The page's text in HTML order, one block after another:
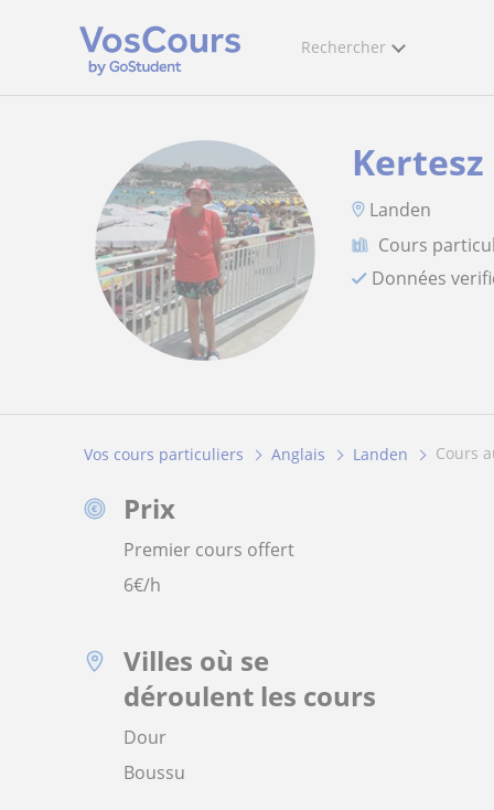
Rechercher
Kertesz
Landen
Cours
Données
Vos cours particuliers Anglais Landen cours
Prix
Premier cours offert
6€/h
Villes où se
déroulent les cours
Dour
Boussu